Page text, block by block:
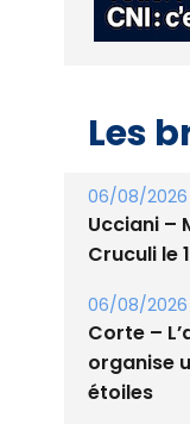
Les
06/08/2026
Ucciani –
Cruculi le
06/08/2026
Corte –
organise
étoiles